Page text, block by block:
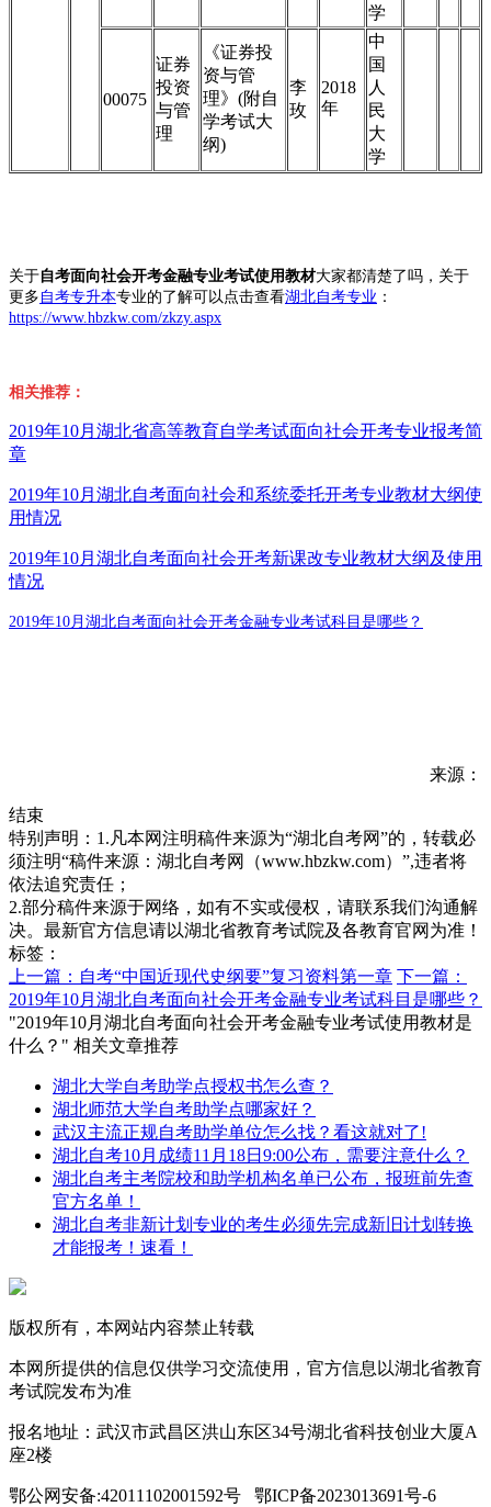
学
00075
证券
投资
与管
理
《证券投
资与管
理》(附自
学考试大
纲)
李
玫
2018
年
中
国
人
民
大
学
关于自考面向社会开考金融专业考试使用教材大家都清楚了吗，关于
更多 自考专升本专业的了解可以点击查看湖北自考专业 ：
https://www.hbzkw.com/zkzy.aspx
相关推荐：
2019年10月湖北省高等教育自学考试面向社会开考专业报考简
章
2019年10月湖北自考面向社会和系统委托开考专业教材大纲使
用情况
2019年10月湖北自考面向社会开考新课改专业教材大纲及使用
情况
2019年10月湖北自考面向社会开考金融专业考试科目是哪些？
来源：
结束
特别声明：1.凡本网注明稿件来源为“湖北自考网”的，转载必
须注明“稿件来源：湖北自考网（www.hbzkw.com）”,违者将
依法追究责任；
2.部分稿件来源于网络，如有不实或侵权，请联系我们沟通解
决。最新官方信息请以湖北省教育考试院及各教育官网为准！
标签：
上一篇：自考“中国近现代史纲要”复习资料第一章 下一篇：
2019年10月湖北自考面向社会开考金融专业考试科目是哪些？
"2019年10月湖北自考面向社会开考金融专业考试使用教材是
什么？" 相关文章推荐
湖北大学自考助学点授权书怎么查？
湖北师范大学自考助学点哪家好？
武汉主流正规自考助学单位怎么找？看这就对了!
湖北自考10月成绩11月18日9:00公布，需要注意什么？
湖北自考主考院校和助学机构名单已公布，报班前先查
官方名单！
湖北自考非新计划专业的考生必须先完成新旧计划转换
才能报考！速看！
版权所有，本网站内容禁止转载
本网所提供的信息仅供学习交流使用，官方信息以湖北省教育
考试院发布为准
报名地址：武汉市武昌区洪山东区34号湖北省科技创业大厦A
座2楼
鄂公网安备:42011102001592号 鄂ICP备2023013691号-6